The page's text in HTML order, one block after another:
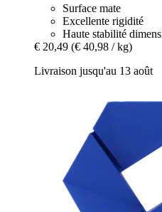
Surface mate
Excellente rigidité
Haute stabilité
€ 20,49 (€ 40,98 / kg)
Livraison jusqu'au 13 août